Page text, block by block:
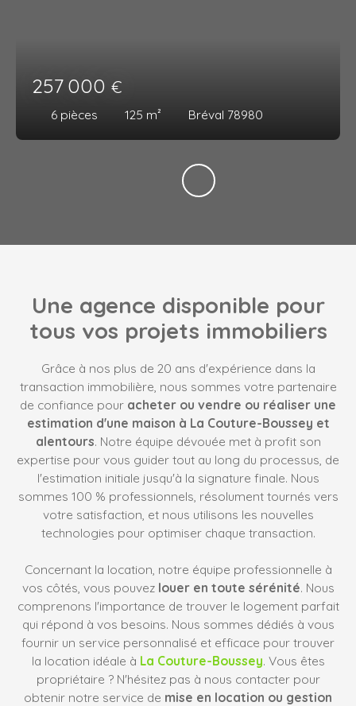
257 000 €
6 pièces 125 m² Bréval 78980
Une agence disponible pour
tous vos projets immobiliers
Grâce à nos plus de 20 ans d'expérience dans la
transaction immobilière, nous sommes votre partenaire
de confiance pour acheter ou vendre ou réaliser une
estimation d'une maison à La Couture-Boussey et
alentours. Notre équipe dévouée met à profit son
expertise pour vous guider tout au long du processus, de
l'estimation initiale jusqu'à la signature finale. Nous
sommes 100 % professionnels, résolument tournés vers
votre satisfaction, et nous utilisons les nouvelles
technologies pour optimiser chaque transaction.
Concernant la location, notre équipe professionnelle à
vos côtés, vous pouvez louer en toute sérénité. Nous
comprenons l'importance de trouver le logement parfait
qui répond à vos besoins. Nous sommes dédiés à vous
fournir un service personnalisé et efficace pour trouver
la location idéale à La Couture-Boussey. Vous êtes
propriétaire ? N'hésitez pas à nous contacter pour
obtenir notre service de mise en location ou gestion